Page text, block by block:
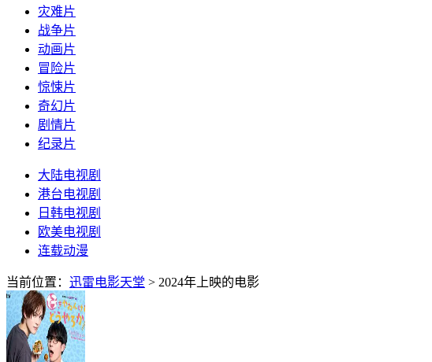
灾难片
战争片
动画片
冒险片
惊悚片
奇幻片
剧情片
纪录片
大陆电视剧
港台电视剧
日韩电视剧
欧美电视剧
连载动漫
当前位置： 迅雷电影天堂 > 2024年上映的电影